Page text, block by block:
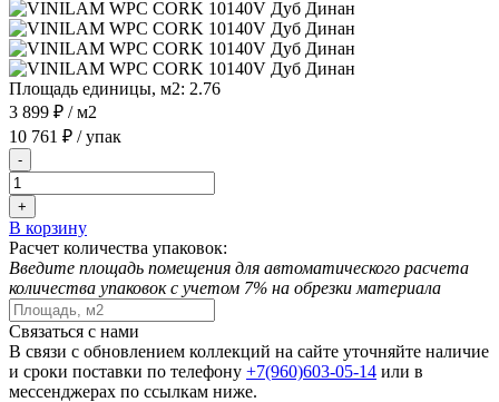
Площадь единицы, м2: 2.76
3 899 ₽ / м2
10 761 ₽ / упак
-
+
В корзину
Расчет количества упаковок:
Введите площадь помещения для автоматического расчета
количества упаковок с учетом 7% на обрезки материала
Связаться с нами
В связи с обновлением коллекций на сайте уточняйте наличие
и сроки поставки по телефону +7(960)603-05-14 или в
мессенджерах по ссылкам ниже.